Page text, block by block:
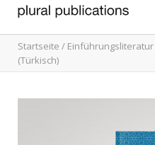
Startseite / Einführungsliteratur
(Türkisch)